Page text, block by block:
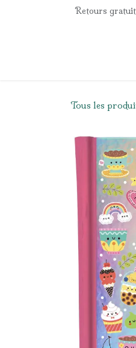
Se rendre au contenu
Retours
Tous les